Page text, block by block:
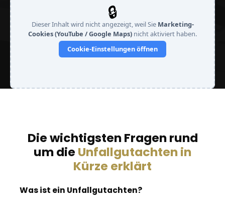
🔒
Dieser Inhalt wird nicht angezeigt, weil Sie Marketing-
Cookies (YouTube / Google Maps) nicht aktiviert haben.
Cookie-Einstellungen öffnen
Die wichtigsten Fragen rund
um die Unfallgutachten in
Kürze erklärt
Was ist ein Unfallgutachten?